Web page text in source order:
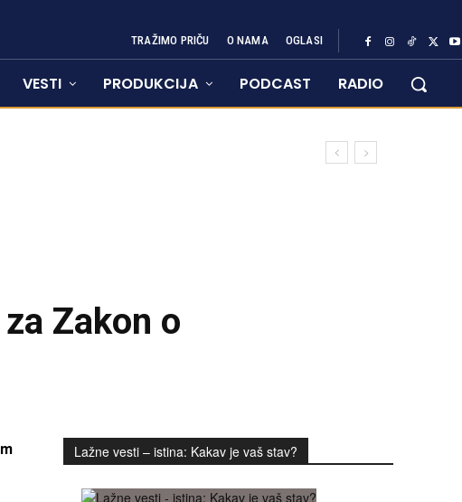
TRAŽIMO PRIČU O NAMA OGLASI
VESTI PRODUKCIJA PODCAST RADIO
Zakon o
Lažne vesti – istina: Kakav je vaš stav?